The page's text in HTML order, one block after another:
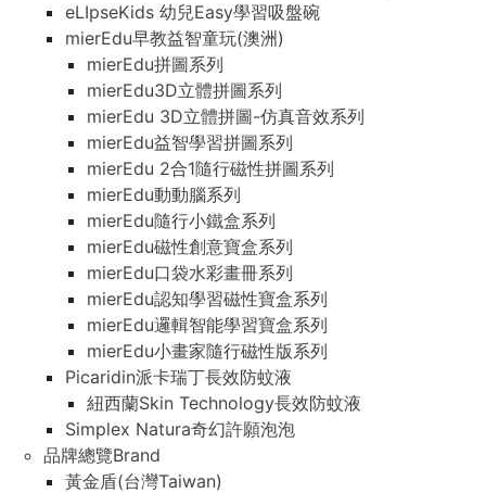
eLIpseKids 幼兒Easy學習吸盤碗
mierEdu早教益智童玩(澳洲)
mierEdu拼圖系列
mierEdu3D立體拼圖系列
mierEdu 3D立體拼圖-仿真音效系列
mierEdu益智學習拼圖系列
mierEdu 2合1隨行磁性拼圖系列
mierEdu動動腦系列
mierEdu隨行小鐵盒系列
mierEdu磁性創意寶盒系列
mierEdu口袋水彩畫冊系列
mierEdu認知學習磁性寶盒系列
mierEdu邏輯智能學習寶盒系列
mierEdu小畫家隨行磁性版系列
Picaridin派卡瑞丁長效防蚊液
紐西蘭Skin Technology長效防蚊液
Simplex Natura奇幻許願泡泡
品牌總覽Brand
黃金盾(台灣Taiwan)